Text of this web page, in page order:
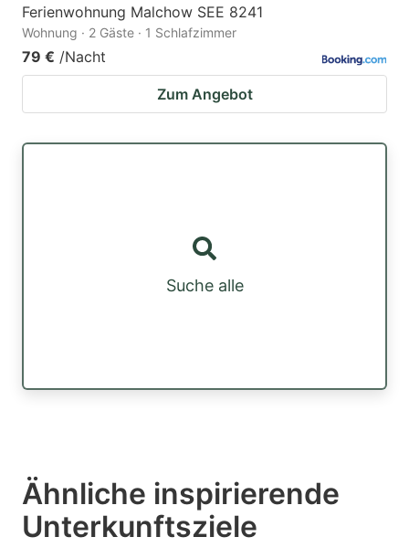
Ferienwohnung Malchow SEE 8241
Wohnung · 2 Gäste · 1 Schlafzimmer
79 € /Nacht
Zum Angebot
Suche alle
Ähnliche inspirierende
Unterkunftsziele